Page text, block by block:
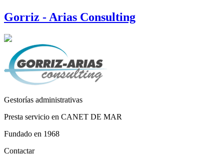
Gorriz - Arias Consulting
Gestorías administrativas
Presta servicio en CANET DE MAR
Fundado en 1968
Contactar